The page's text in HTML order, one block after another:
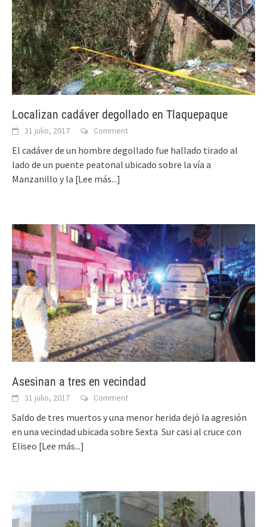
Localizan cadáver degollado en Tlaquepaque
31 julio, 2017 Comment
El cadáver de un hombre degollado fue hallado tirado al
lado de un puente peatonal ubicado sobre la vía a
Manzanillo y la [Lee más...]
Asesinan a tres en vecindad
31 julio, 2017 Comment
Saldo de tres muertos y una menor herida dejó la agresión
en una vecindad ubicada sobre Sexta Sur casi al cruce con
Eliseo [Lee más...]